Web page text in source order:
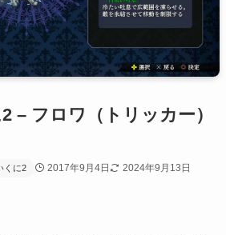
– フロワ（トリッカー）
くに2 2017年9月4日 2024年9月13日